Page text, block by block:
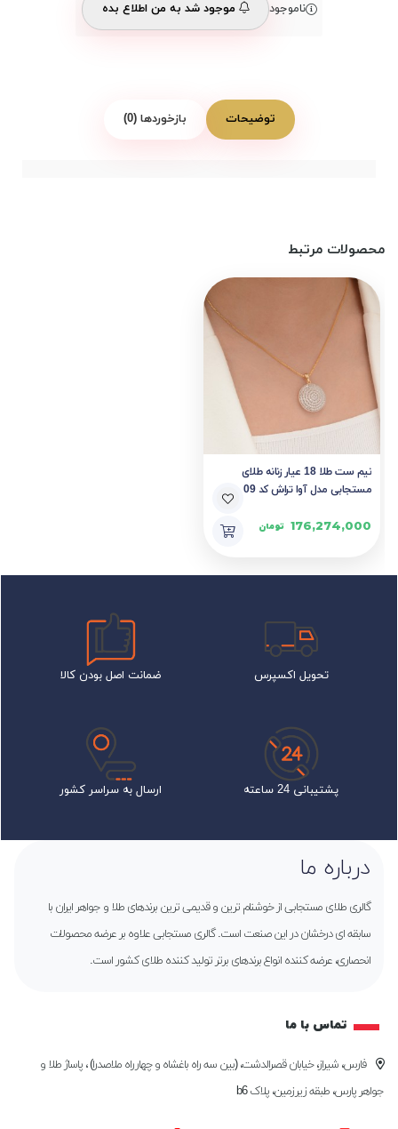
ناموجود موجود شد به من اطلاع بده
توضیحات بازخوردها (0)
محصولات مرتبط
نیم ست طلا 18 عیار زنانه طلای
مستجابی مدل آوا تراش کد 09
176,274,000 تومان
تحویل اکسپرس ضمانت اصل بودن کالا
پشتیبانی 24 ساعته ارسال به سراسر کشور
درباره ما
گالری طلای مستجابی از خوشنام ترین و قدیمی ترین برندهای طلا و جواهر ایران با
سابقه ای درخشان در این صنعت است. گالری مستجابی علاوه بر عرضه محصولات
انحصاری، عرضه کننده انواع برندهای برتر تولید کننده طلای کشور است.
تماس با ما
فارس، شیراز، خیابان قصرالدشت، (بین سه راه باغشاه و چهارراه ملاصدرا) ، پاساژ طلا و
جواهر پارس، طبقه زیرزمین، پلاک b6